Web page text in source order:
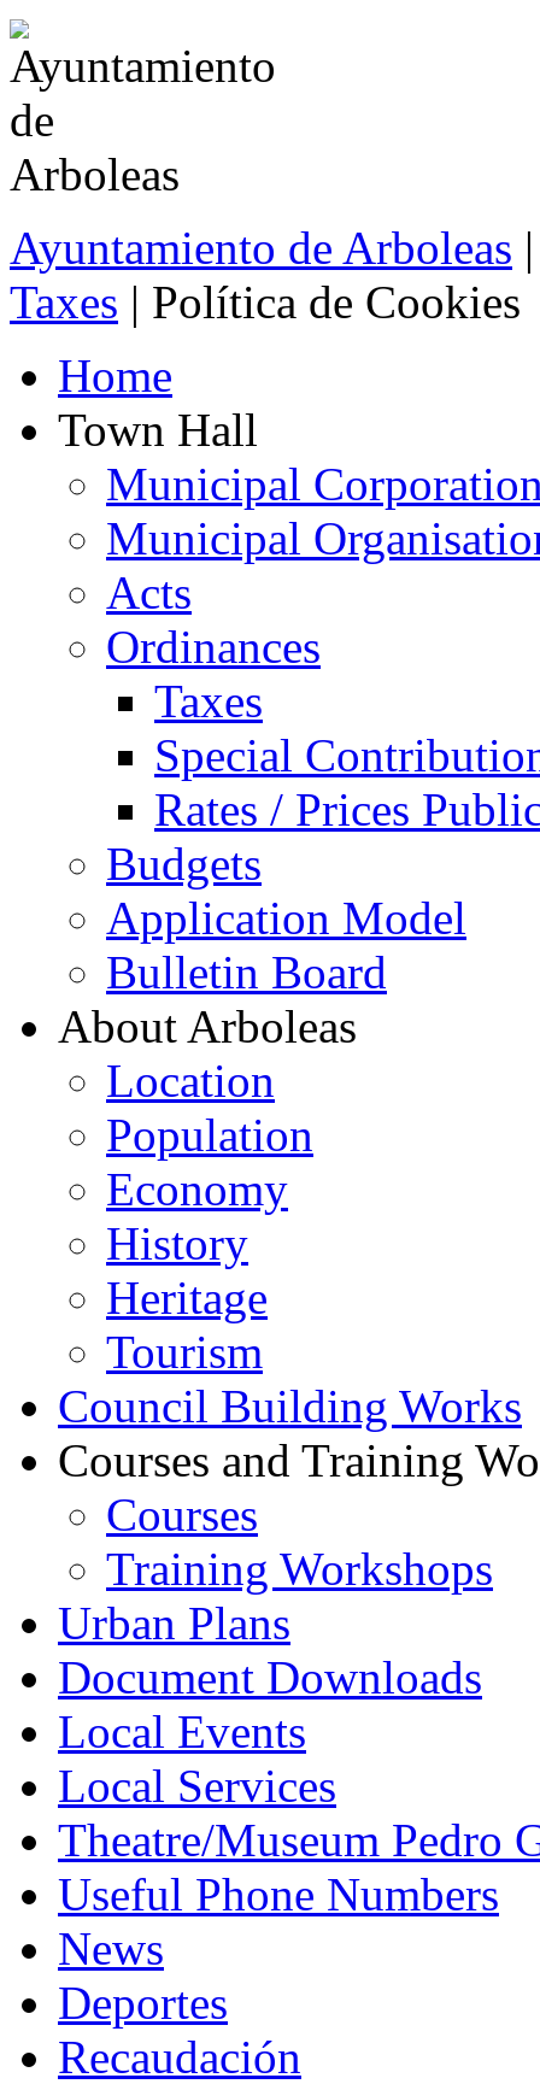
Ayuntamiento de Arboleas
Taxes | Política de Cookies
Home
Town Hall
Municipal
Municipal
Acts
Ordinances
Taxes
Special
Rates / Prices
Budgets
Application Model
Bulletin Board
About Arboleas
Location
Population
Economy
History
Heritage
Tourism
Council Building Works
Courses and Training
Courses
Training Workshops
Urban Plans
Document Downloads
Local Events
Local Services
Theatre/Museum Pedro
Useful Phone Numbers
News
Deportes
Recaudación